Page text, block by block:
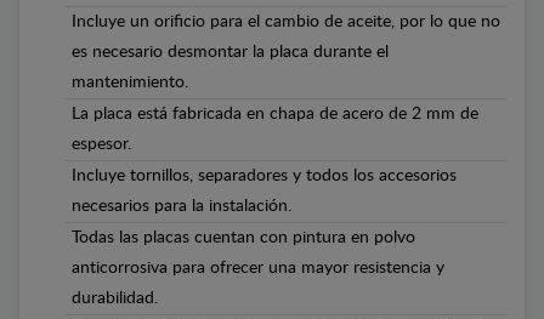
Incluye un orificio para el cambio de aceite, por lo que no
es necesario desmontar la placa durante el
mantenimiento.
La placa está fabricada en chapa de acero de 2 mm de
espesor.
Incluye tornillos, separadores y todos los accesorios
necesarios para la instalación.
Todas las placas cuentan con pintura en polvo
anticorrosiva para ofrecer una mayor resistencia y
durabilidad.